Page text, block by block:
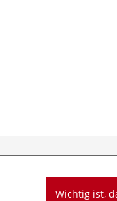
Wichtig ist,